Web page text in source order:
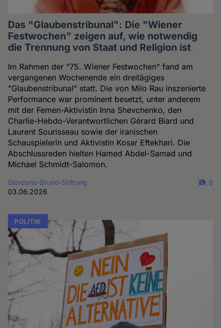
Das "Glaubenstribunal": Die "Wiener
Festwochen" zeigen auf, wie notwendig
die Trennung von Staat und Religion ist
Im Rahmen der "75. Wiener Festwochen" fand am
vergangenen Wochenende ein dreitägiges
"Glaubenstribunal" statt. Die von Milo Rau inszenierte
Performance war prominent besetzt, unter anderem
mit der Femen-Aktivistin Inna Shevchenko, den
Charlie-Hebdo-Verantwortlichen Gérard Biard und
Laurent Sourisseau sowie der iranischen
Schauspielerin und Aktivistin Kosar Eftekhari. Die
Abschlussreden hielten Hamed Abdel-Samad und
Michael Schmidt-Salomon.
Giordano-Bruno-Stiftung
03.06.2026
6
POLITIK